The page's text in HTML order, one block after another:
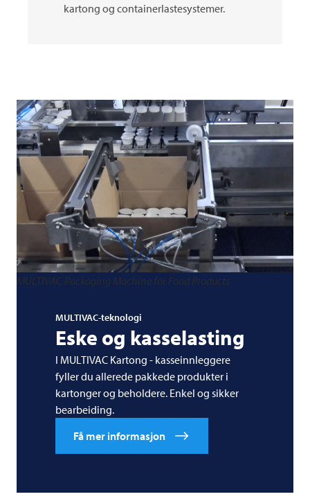
kartong og containerlastesystemer.
MULTIVAC-teknologi
Eske og kasselasting
I MULTIVAC Kartong - kasseinnleggere
fyller du allerede pakkede produkter i
kartonger og beholdere. Enkel og sikker
bearbeiding.
Få mer informasjon
MULTIVAC Packaging Machine for Food Products